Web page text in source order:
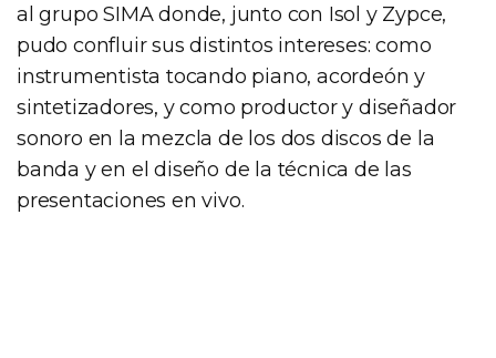
al grupo SIMA donde, junto con Isol y Zypce,
pudo confluir sus distintos intereses: como
instrumentista tocando piano, acordeón y
sintetizadores, y como productor y diseñador
sonoro en la mezcla de los dos discos de la
banda y en el diseño de la técnica de las
presentaciones en vivo.